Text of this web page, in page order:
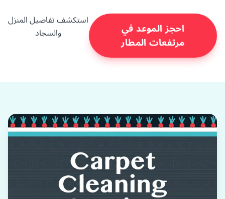
احجز الموعد في
مرتفعات المطار
استكشف تفاصيل المنزل
والسجاد